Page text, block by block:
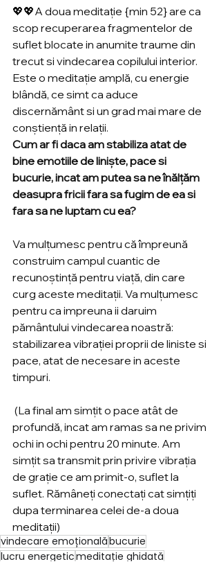
💖💖A doua meditație {min 52} are ca
scop recuperarea fragmentelor de
suflet blocate in anumite traume din
trecut si vindecarea copilului interior.
Este o meditație amplă, cu energie
blândă, ce simt ca aduce
discernământ si un grad mai mare de
conștiență in relații.
Cum ar fi daca am stabiliza atat de
bine emotiile de liniște, pace si
bucurie, incat am putea sa ne înălțăm
deasupra fricii fara sa fugim de ea si
fara sa ne luptam cu ea?
Va mulțumesc pentru că împreună
construim campul cuantic de
recunoștință pentru viață, din care
curg aceste meditații. Va mulțumesc
pentru ca impreuna ii daruim
pământului vindecarea noastră:
stabilizarea vibrației proprii de liniste si
pace, atat de necesare in aceste
timpuri.
profundă, incat am ramas sa ne privim
ochi in ochi pentru 20 minute. Am
simțit sa transmit prin privire vibrația
de grație ce am primit-o, suflet la
suflet. Rămâneți conectați cat simțiți
dupa terminarea celei de-a doua
meditații)
vindecare emoționalăbucurie
lucru energeticmeditație ghidată